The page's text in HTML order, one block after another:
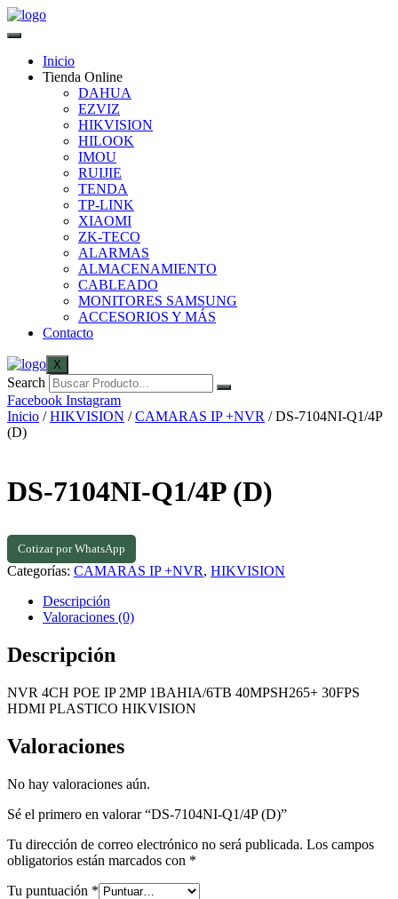
Inicio
Tienda Online
DAHUA
EZVIZ
HIKVISION
HILOOK
IMOU
RUIJIE
TENDA
TP-LINK
XIAOMI
ZK-TECO
ALARMAS
ALMACENAMIENTO
CABLEADO
MONITORES SAMSUNG
ACCESORIOS Y MÁS
Contacto
X
Search
Facebook Instagram
Inicio /HIKVISION /CAMARAS IP +NVR / DS-7104NI-Q1/4P
(D)
DS-7104NI-Q1/4P (D)
Cotizar por WhatsApp
Categorías: CAMARAS IP +NVR, HIKVISION
Descripción
Valoraciones (0)
Descripción
NVR 4CH POE IP 2MP 1BAHIA/6TB 40MPSH265+ 30FPS
HDMI PLASTICO HIKVISION
Valoraciones
No hay valoraciones aún.
Sé el primero en valorar “DS-7104NI-Q1/4P (D)”
Tu dirección de correo electrónico no será publicada. Los campos
obligatorios están marcados con *
Tu puntuación *